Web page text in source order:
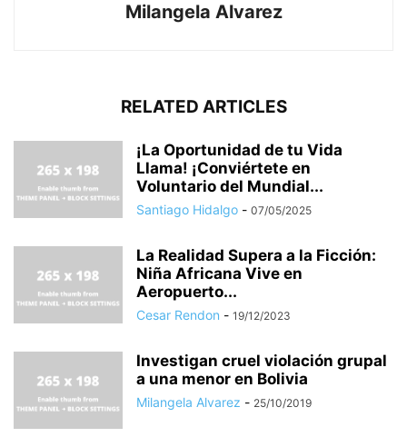
Milangela Alvarez
RELATED ARTICLES
¡La Oportunidad de tu Vida
Llama! ¡Conviértete en
Voluntario del Mundial...
Santiago Hidalgo - 07/05/2025
La Realidad Supera a la Ficción:
Niña Africana Vive en
Aeropuerto...
Cesar Rendon - 19/12/2023
Investigan cruel violación grupal
a una menor en Bolivia
Milangela Alvarez - 25/10/2019